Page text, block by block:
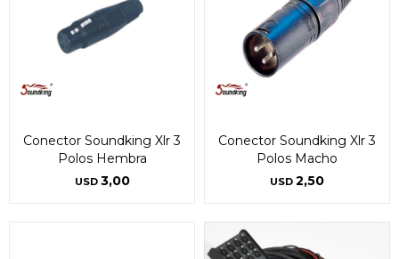
Conector Soundking Xlr 3
Polos Hembra
USD 3,00
Conector Soundking Xlr 3
Polos Macho
USD 2,50